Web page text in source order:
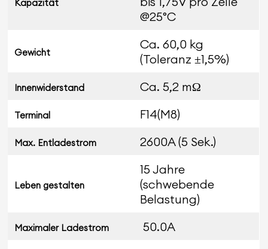
Kapazität
@25°C
Gewicht
Ca. 60,0 kg
(Toleranz ±1,5%)
Innenwiderstand Ca. 5,2 mΩ
Terminal F14(M8)
Max. Entladestrom 2600A (5 Sek.)
Leben gestalten
15 Jahre
(schwebende
Belastung)
Maximaler Ladestrom
50.0A